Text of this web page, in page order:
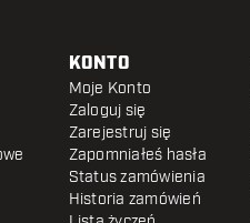
KONTO
Moje Konto
Zaloguj się
Zarejestruj się
Zapomniałeś hasła
Status zamówienia
Historia zamówień